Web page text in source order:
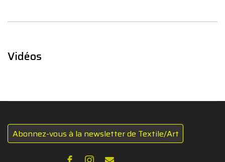
Vidéos
Abonnez-vous à la newsletter de Textile/Art